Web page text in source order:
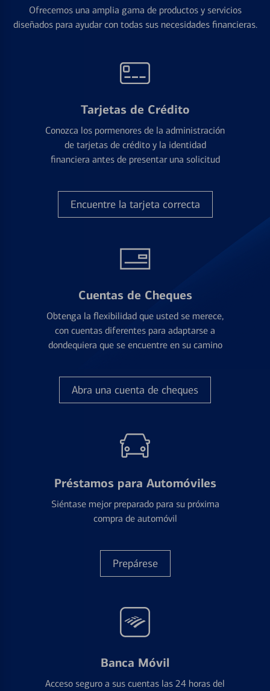
Ofrecemos una amplia gama de productos y servicios
diseñados para ayudar con todas sus necesidades financieras.
Tarjetas de Crédito
Conozca los pormenores de la administración
de tarjetas de crédito y la identidad
financiera antes de presentar una solicitud
Encuentre la tarjeta correcta
Cuentas de Cheques
Obtenga la flexibilidad que usted se merece,
con cuentas diferentes para adaptarse a
dondequiera que se encuentre en su camino
Abra una cuenta de cheques
Préstamos para Automóviles
Siéntase mejor preparado para su próxima
compra de automóvil
Prepárese
Banca Móvil
Acceso seguro a sus cuentas las 24 horas del